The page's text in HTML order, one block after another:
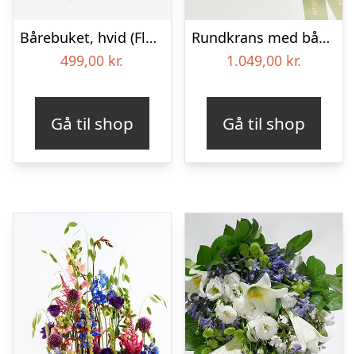
Bårebuket, hvid (Floristens kreative valg) med bånd
499,00 kr.
Gå til shop
Rundkrans med bånd – Floristens kreative valg
1.049,00 kr.
Gå til shop